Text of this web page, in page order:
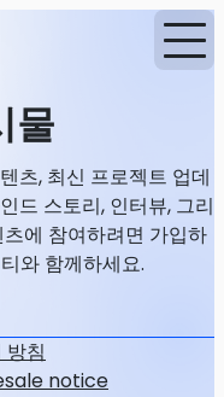
물
츠, 최신 프로젝트 업데
드 스토리, 인터뷰, 그리
에 참여하려면 가입하
와 함께하세요.
방침
notice